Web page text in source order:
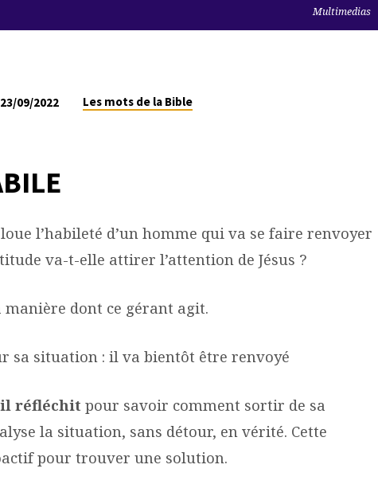
Multimedias
23/09/2022 Les mots de la Bible
l’habileté d’un homme qui va se faire renvoyer
va-t-elle attirer l’attention de Jésus ?
manière dont ce gérant agit.
sa situation : il va bientôt être renvoyé
réfléchit pour savoir comment sortir de sa
la situation, sans détour, en vérité. Cette
pour trouver une solution.